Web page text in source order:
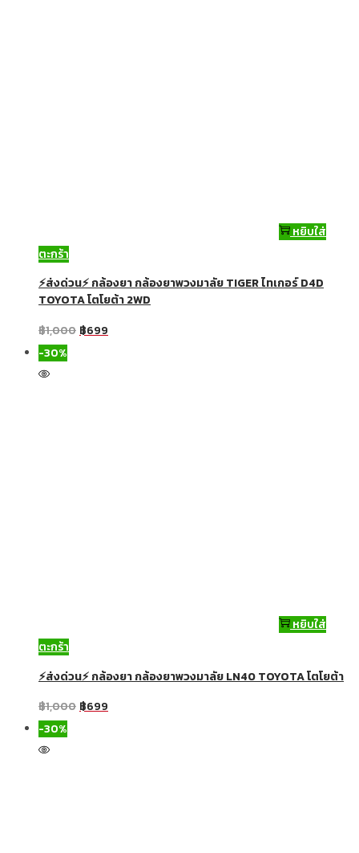
หยิบใส่
ตะกร้า
⚡ส่งด่วน⚡ กล้องยา กล้องยาพวงมาลัย TIGER ไทเกอร์ D4D
TOYOTA โตโยต้า 2WD
฿1,000 ฿699
-30%
หยิบใส่
ตะกร้า
⚡ส่งด่วน⚡ กล้องยา กล้องยาพวงมาลัย LN40 TOYOTA โตโยต้า
฿1,000฿699
-30%